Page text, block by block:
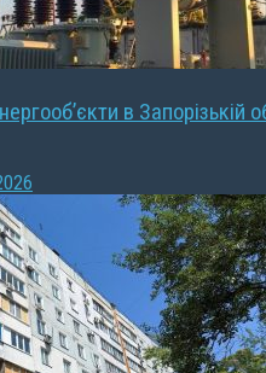
в Запорізькій